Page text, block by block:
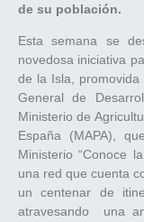
de su población.
Esta semana se
novedosa iniciativa
de la Isla,
General de
Ministerio de
España (MAPA),
Ministerio “Conoce
una red que cuenta
un centenar de
atravesando una